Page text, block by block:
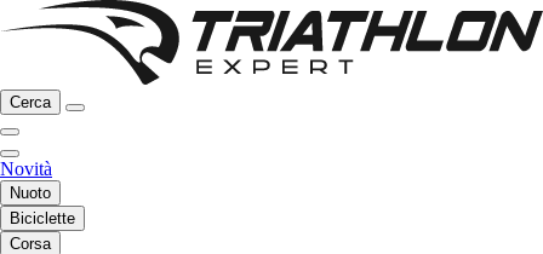
Cerca
Novità
Nuoto
Biciclette
Corsa